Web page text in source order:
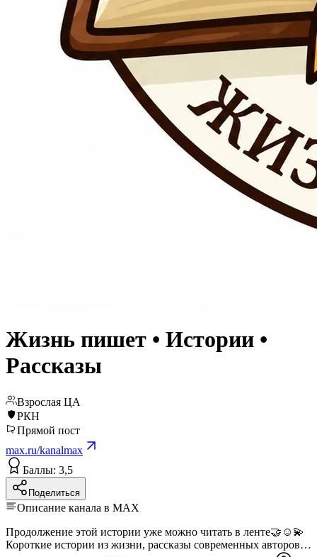
Жизнь пишет • Истории •
Рассказы
Взрослая ЦА
РКН
Прямой пост
max.ru/kanalmax
Баллы: 3,5
Поделиться
Описание канала в MAX
Продолжение этой истории уже можно читать в ленте🤝☺️💫
Короткие истории из жизни, рассказы современных авторов,